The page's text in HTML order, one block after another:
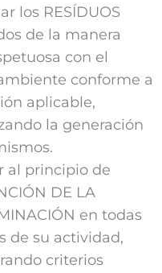
los RESÍDUOS
de la manera
con el
conforme a
aplicable,
la generación
al principio de
DE LA
en todas
de su actividad,
criterios